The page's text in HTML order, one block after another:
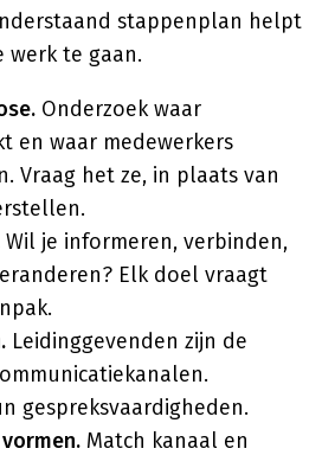
stappenplan helpt
werk te gaan.
Onderzoek waar
en waar medewerkers
Vraag het ze, in plaats van
Wil je informeren, verbinden,
Elk doel vraagt
Leidinggevenden zijn de
gespreksvaardigheden.
Match kanaal en